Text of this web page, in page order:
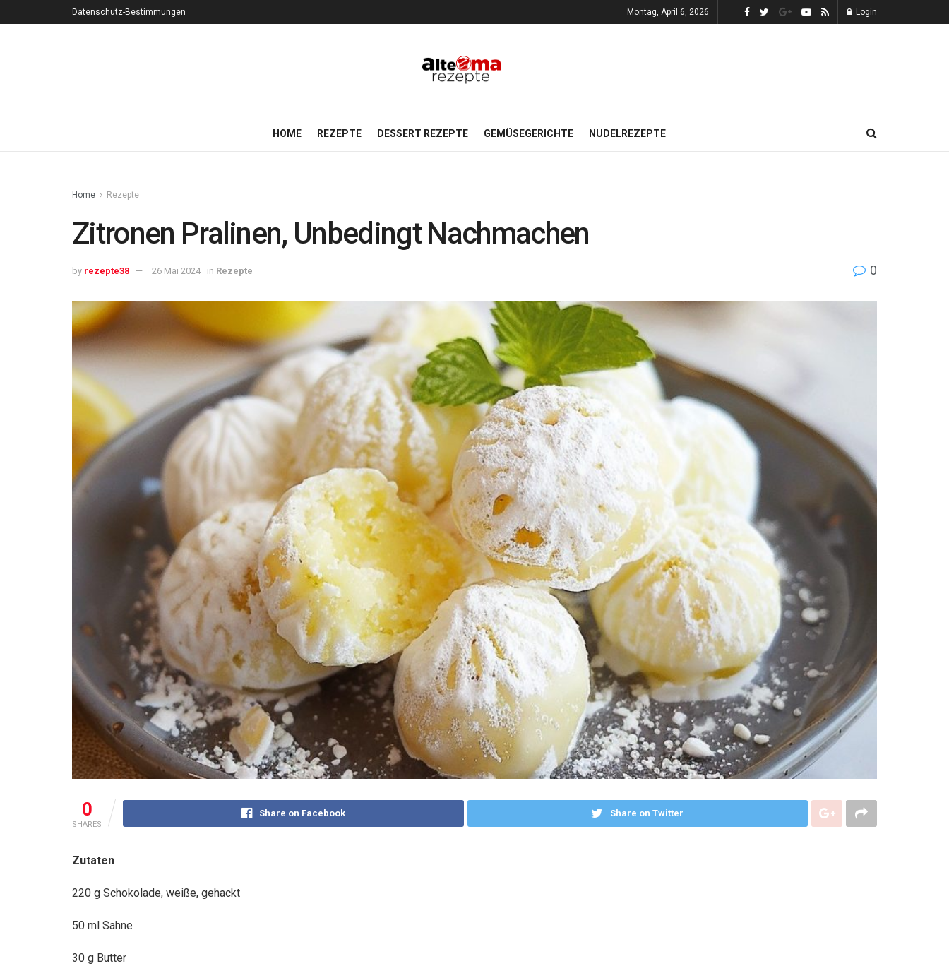
Datenschutz-Bestimmungen Montag, April 6, 2026 Login
HOME REZEPTE DESSERT REZEPTE GEMÜSEGERICHTE NUDELREZEPTE
Home Rezepte
Zitronen Pralinen, Unbedingt Nachmachen
by rezepte38 26 Mai 2024 in Rezepte 0
0
SHARES
Share on Facebook Share on Twitter
Zutaten
220 g Schokolade, weiße, gehackt
50 ml Sahne
30 g Butter